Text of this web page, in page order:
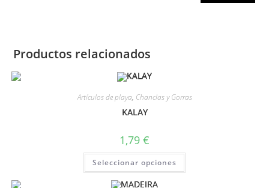
Productos relacionados
Artículos de playa, Chanclas y Gorras
KALAY
1,79 €
Seleccionar opciones